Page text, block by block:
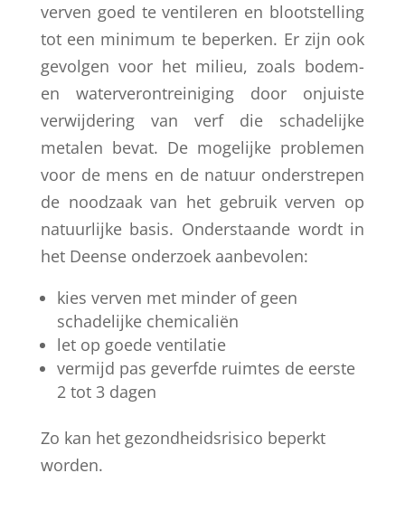
verven goed te ventileren en blootstelling
tot een minimum te beperken. Er zijn ook
gevolgen voor het milieu, zoals bodem-
en waterverontreiniging door onjuiste
verwijdering van verf die schadelijke
metalen bevat. De mogelijke problemen
voor de mens en de natuur onderstrepen
de noodzaak van het gebruik verven op
natuurlijke basis. Onderstaande wordt in
het Deense onderzoek aanbevolen:
kies verven met minder of geen
schadelijke chemicaliën
let op goede ventilatie
vermijd pas geverfde ruimtes de eerste
2 tot 3 dagen
Zo kan het gezondheidsrisico beperkt
worden.